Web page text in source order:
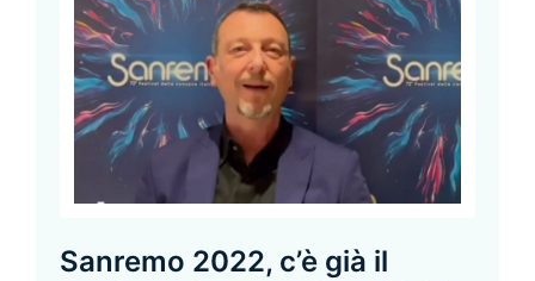
Sanremo 2022, c’è già il